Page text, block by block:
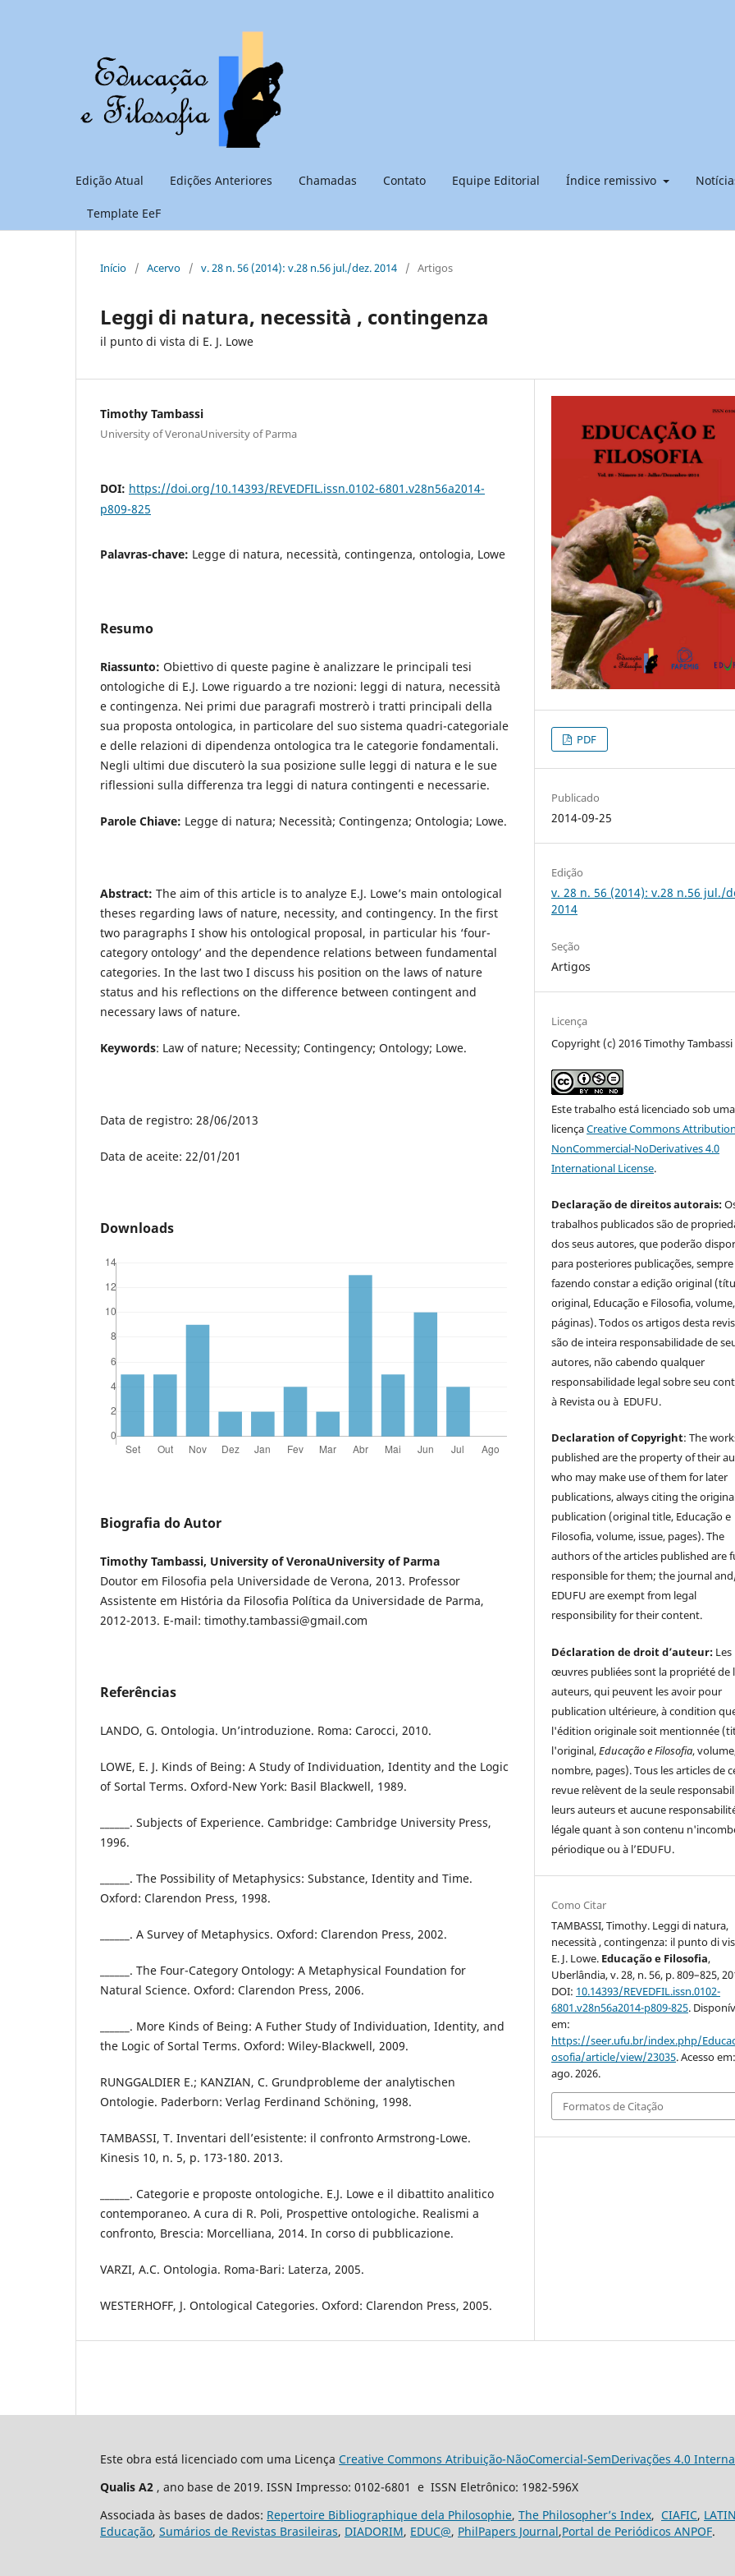
Edição Atual Edições Anteriores Chamadas Contato Equipe Editorial Índice remissivo
Template EeF
Início / Acervo / v. 28 n. 56 (2014): v.28 n.56 jul./dez. 2014 / Artigos
Leggi di natura, necessità , contingenza
il punto di vista di E. J. Lowe
Timothy Tambassi
University of VeronaUniversity of Parma
DOI: https://doi.org/10.14393/REVEDFIL.issn.0102-6801.v28n56a2014-
p809-825
Palavras-chave: Legge di natura, necessità, contingenza, ontologia, Lowe
Resumo
Riassunto: Obiettivo di queste pagine è analizzare le principali tesi
ontologiche di E.J. Lowe riguardo a tre nozioni: leggi di natura, necessità
e contingenza. Nei primi due paragrafi mostrerò i tratti principali della
sua proposta ontologica, in particolare del suo sistema quadri-categoriale
e delle relazioni di dipendenza ontologica tra le categorie fondamentali.
Negli ultimi due discuterò la sua posizione sulle leggi di natura e le sue
riflessioni sulla differenza tra leggi di natura contingenti e necessarie.
Parole Chiave: Legge di natura; Necessità; Contingenza; Ontologia; Lowe.
Abstract: The aim of this article is to analyze E.J. Lowe’s main ontological
theses regarding laws of nature, necessity, and contingency. In the first
two paragraphs I show his ontological proposal, in particular his ‘four-
category ontology’ and the dependence relations between fundamental
categories. In the last two I discuss his position on the laws of nature
status and his reflections on the difference between contingent and
necessary laws of nature.
Keywords: Law of nature; Necessity; Contingency; Ontology; Lowe.
Data de registro: 28/06/2013
Data de aceite: 22/01/201
Downloads
Biografia do Autor
Timothy Tambassi, University of VeronaUniversity of Parma
Doutor em Filosofia pela Universidade de Verona, 2013. Professor
Assistente em História da Filosofia Política da Universidade de Parma,
2012-2013. E-mail: timothy.tambassi@gmail.com
Referências
LANDO, G. Ontologia. Un’introduzione. Roma: Carocci, 2010.
LOWE, E. J. Kinds of Being: A Study of Individuation, Identity and the Logic
of Sortal Terms. Oxford-New York: Basil Blackwell, 1989.
______. Subjects of Experience. Cambridge: Cambridge University Press,
1996.
______. The Possibility of Metaphysics: Substance, Identity and Time.
Oxford: Clarendon Press, 1998.
______. A Survey of Metaphysics. Oxford: Clarendon Press, 2002.
______. The Four-Category Ontology: A Metaphysical Foundation for
Natural Science. Oxford: Clarendon Press, 2006.
______. More Kinds of Being: A Futher Study of Individuation, Identity, and
the Logic of Sortal Terms. Oxford: Wiley-Blackwell, 2009.
RUNGGALDIER E.; KANZIAN, C. Grundprobleme der analytischen
Ontologie. Paderborn: Verlag Ferdinand Schöning, 1998.
TAMBASSI, T. Inventari dell’esistente: il confronto Armstrong-Lowe.
Kinesis 10, n. 5, p. 173-180. 2013.
______. Categorie e proposte ontologiche. E.J. Lowe e il dibattito analitico
contemporaneo. A cura di R. Poli, Prospettive ontologiche. Realismi a
confronto, Brescia: Morcelliana, 2014. In corso di pubblicazione.
VARZI, A.C. Ontologia. Roma-Bari: Laterza, 2005.
WESTERHOFF, J. Ontological Categories. Oxford: Clarendon Press, 2005.
PDF
Publicado
2014-09-25
Edição
v. 28 n. 56 (2014): v.28 n.56 jul./
2014
Seção
Artigos
Licença
Copyright (c) 2016 Timothy Tambassi
Este trabalho está licenciado sob uma
licençaCreative Commons
NonCommercial-NoDerivatives 4.0
International License.
Declaração de direitos autorais:
trabalhos publicados são de
dos seus autores, que poderão
para posteriores publicações, sempre
fazendo constar a edição original
original, Educação e Filosofia,
páginas). Todos os artigos desta
são de inteira responsabilidade de
autores, não cabendo qualquer
responsabilidade legal sobre seu
à Revista ou à EDUFU.
Declaration of Copyright: The
published are the property of their
who may make use of them for later
publications, always citing the
publication (original title, Educação e
Filosofia, volume, issue, pages). The
authors of the articles published are
responsible for them; the journal
EDUFU are exempt from legal
responsibility for their content.
Déclaration de droit d’auteur: Les
œuvres publiées sont la propriété de
auteurs, qui peuvent les avoir pour
publication ultérieure, à condition
l'édition originale soit mentionnée
l'original,Educação e Filosofia,
nombre, pages). Tous les articles de
revue relèvent de la seule
leurs auteurs et aucune
légale quant à son contenu
périodique ou à l’EDUFU.
Como Citar
TAMBASSI, Timothy. Leggi di natura,
necessità , contingenza: il punto di
E. J. Lowe. Educação e Filosofia,
Uberlândia, v. 28, n. 56, p. 809–825,
DOI: 10.14393/REVEDFIL.issn.0102-
6801.v28n56a2014-p809-825.
em:
https://seer.ufu.br/index.php/
osofia/article/view/23035. Acesso
ago. 2026.
Formatos de Citação
Este obra está licenciado com uma Licença Creative Commons Atribuição-NãoComercial-SemDerivações 4.0
Qualis A2 , ano base de 2019. ISSN Impresso: 0102-6801 e ISSN Eletrônico: 1982-596X
Associada às bases de dados: Repertoire Bibliographique dela Philosophie, The Philosopher’s Index, CIAFIC,
Educação, Sumários de Revistas Brasileiras, DIADORIM, EDUC@, PhilPapers Journal,Portal de Periódicos ANPOF.